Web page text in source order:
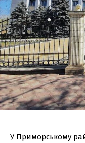
У Приморському